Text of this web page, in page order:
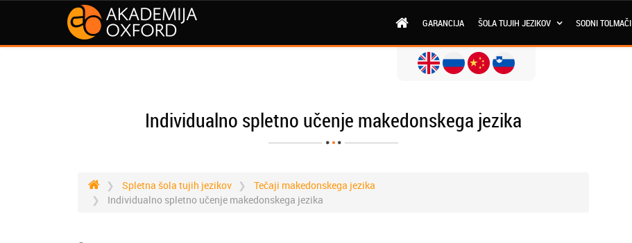
GARANCIJA ŠOLA TUJIH JEZIKOV SODNI TOLMAČI
Individualno spletno učenje makedonskega jezika
Spletna šola tujih jezikov
Tečaji makedonskega jezika
Individualno spletno učenje makedonskega jezika